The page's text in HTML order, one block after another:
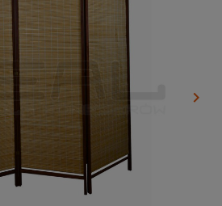
keyboard_arrow_right